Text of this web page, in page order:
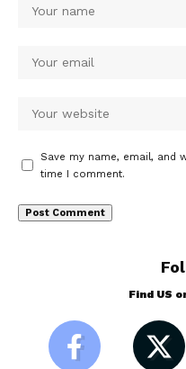
Save my name, email, and
time I comment.
Find US